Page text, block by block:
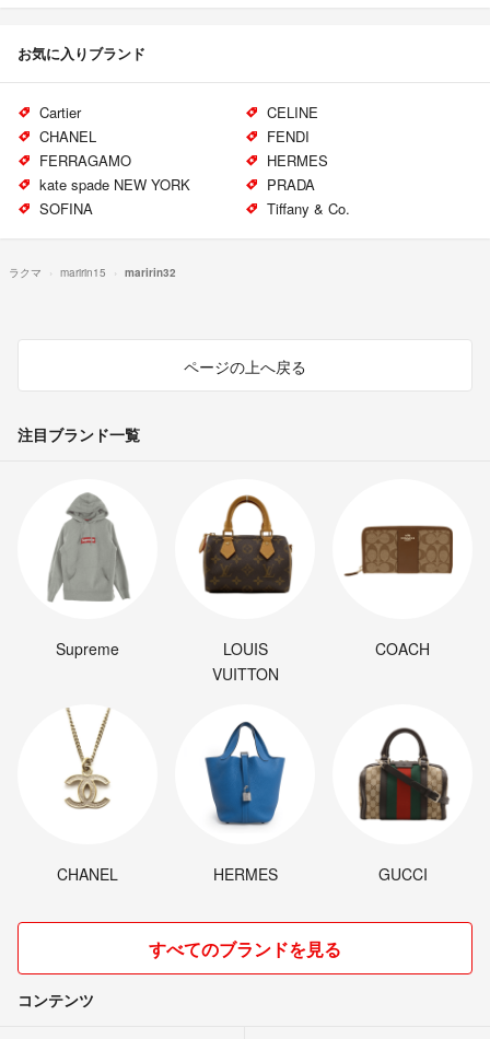
お気に入りブランド
Cartier
CELINE
CHANEL
FENDI
FERRAGAMO
HERMES
kate spade NEW YORK
PRADA
SOFINA
Tiffany & Co.
ラクマ maririn15 maririn32
ページの上へ戻る
注目ブランド一覧
Supreme
LOUIS
VUITTON
COACH
CHANEL HERMES GUCCI
すべてのブランドを見る
コンテンツ